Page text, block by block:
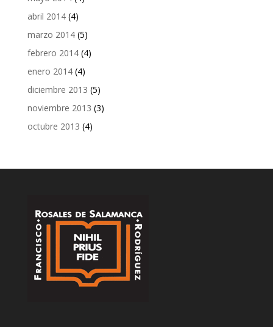
abril 2014(4)
marzo 2014(5)
febrero 2014(4)
enero 2014(4)
diciembre 2013 (5)
noviembre 2013 (3)
octubre 2013 (4)